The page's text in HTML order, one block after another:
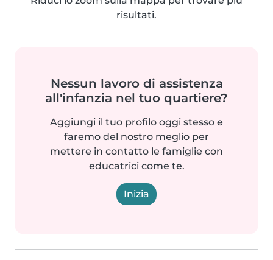
risultati.
Nessun lavoro di assistenza
all'infanzia nel tuo quartiere?
Aggiungi il tuo profilo oggi stesso e
faremo del nostro meglio per
mettere in contatto le famiglie con
educatrici come te.
Inizia